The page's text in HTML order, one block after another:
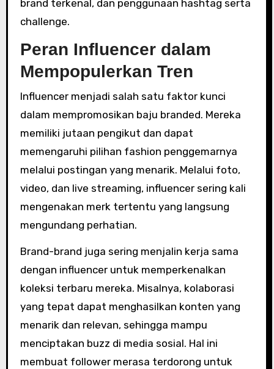
brand terkenal, dan penggunaan hashtag serta
challenge.
Peran Influencer dalam
Mempopulerkan Tren
Influencer menjadi salah satu faktor kunci
dalam mempromosikan baju branded. Mereka
memiliki jutaan pengikut dan dapat
memengaruhi pilihan fashion penggemarnya
melalui postingan yang menarik. Melalui foto,
video, dan live streaming, influencer sering kali
mengenakan merk tertentu yang langsung
mengundang perhatian.
Brand-brand juga sering menjalin kerja sama
dengan influencer untuk memperkenalkan
koleksi terbaru mereka. Misalnya, kolaborasi
yang tepat dapat menghasilkan konten yang
menarik dan relevan, sehingga mampu
menciptakan buzz di media sosial. Hal ini
membuat follower merasa terdorong untuk